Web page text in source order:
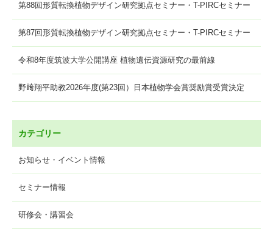
第88回形質転換植物デザイン研究拠点セミナー・T-PIRCセミナー
第87回形質転換植物デザイン研究拠点セミナー・T-PIRCセミナー
令和8年度筑波大学公開講座 植物遺伝資源研究の最前線
野﨑翔平助教2026年度(第23回）日本植物学会賞奨励賞受賞決定
カテゴリー
お知らせ・イベント情報
セミナー情報
研修会・講習会